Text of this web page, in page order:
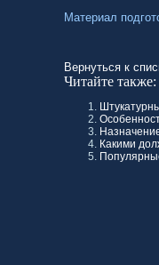
Материал
Вернуться к
Читайте также:
Какими